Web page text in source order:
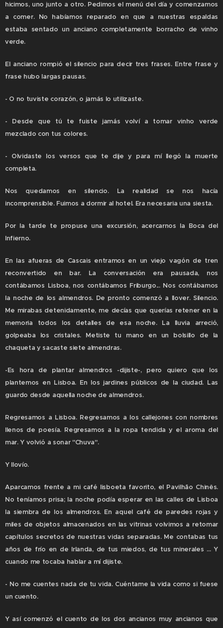
hicimos, uno junto a otro. Pedimos el menú del día y comenzamos
a comer. No habíamos reparado en que a nuestras espaldas
estaba sentado un anciano completamente borracho de vinho
verde.
El anciano rompió el silencio para decir tres frases. Entre frase y
frase hubo largas pausas.
- O no tuviste corazón, o jamás lo utilizaste.
- Desde que tú te fuiste jamás volví a tomar vinho verde
mezclado con tus colores.
- Olvidaste los versos que te dije y para mí llegó la muerte
completa.
Nos quedamos en silencio. La realidad se nos hacía
incomprensible. Fuimos a dormir al hotel. Era necesaria una siesta.
Por la tarde te propuse una excursión, acercarnos la Boca del
Infierno.
En las afueras de Cascais entramos en un viejo vagón de tren
reconvertido en bar. La conversación era pausada, nos
contábamos Lisboa, nos contábamos Friburgo... Nos contábamos
la noche de los almendros. De pronto comenzó a llover. Silencio.
Me mirabas detenidamente, me decías que querías retener en la
memoria todos los detalles de esa noche. La lluvia arreció,
golpeaba los cristales. Metiste tu mano en un bolsillo de la
chaqueta y sacaste siete almendras.
-Es hora de plantar almendros -dijiste-, pero quiero que los
plantemos en Lisboa. En los jardines públicos de la ciudad. Las
guardo desde aquella noche de almendros.
Regresamos a Lisboa. Regresamos a los callejones con nombres
llenos de poesía. Regresamos a la ropa tendida y el aroma del
mar. Y volvió a sonar "Chuva".
Y llovío.
Aparcamos frente a mi café lisboeta favorito, el Pavilhão Chinês.
No teníamos prisa; la noche podía esperar en las calles de Lisboa
la siembra de los almendros. En aquel café de paredes rojas y
miles de objetos almacenados en las vitrinas volvimos a retomar
capítulos secretos de nuestras vidas separadas. Me contabas tus
años de frío en de Irlanda, de tus miedos, de tus minerales ... Y
cuando me tocaba hablar a mí dijiste.
- No me cuentes nada de tu vida. Cuéntame la vida como si fuese
un cuento.
Y así comenzó el cuento de los dos ancianos muy ancianos que